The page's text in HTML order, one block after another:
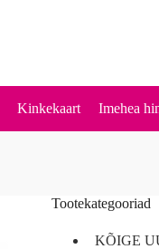
Kinkekaart Imehea
Tootekategooriad
KÕIGE